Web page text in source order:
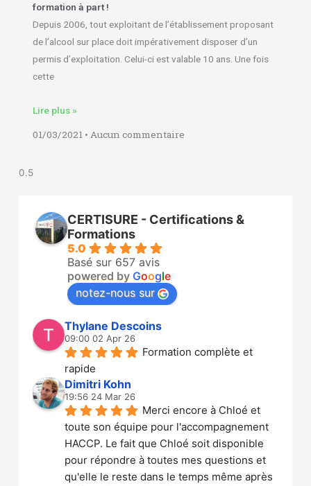
formation à part !
Depuis 2006, tout exploitant de l’établissement proposant
de l’alcool sur place doit impérativement disposer d’un
permis d’exploitation. Celui-ci est valable 10 ans. Une fois
cette
Lire plus »
01/03/2021 Aucun commentaire
CERTISURE - Certifications &
Formations
5.0
Basé sur 657 avis
powered by Google
notez-nous sur
Thylane Descoins
09:00 02 Apr 26
Formation complète et
rapide
Dimitri Kohn
19:56 24 Mar 26
Merci encore à Chloé et
toute son équipe pour l'accompagnement
HACCP. Le fait que Chloé soit disponible
pour répondre à toutes mes questions et
qu'elle le reste dans le temps même après